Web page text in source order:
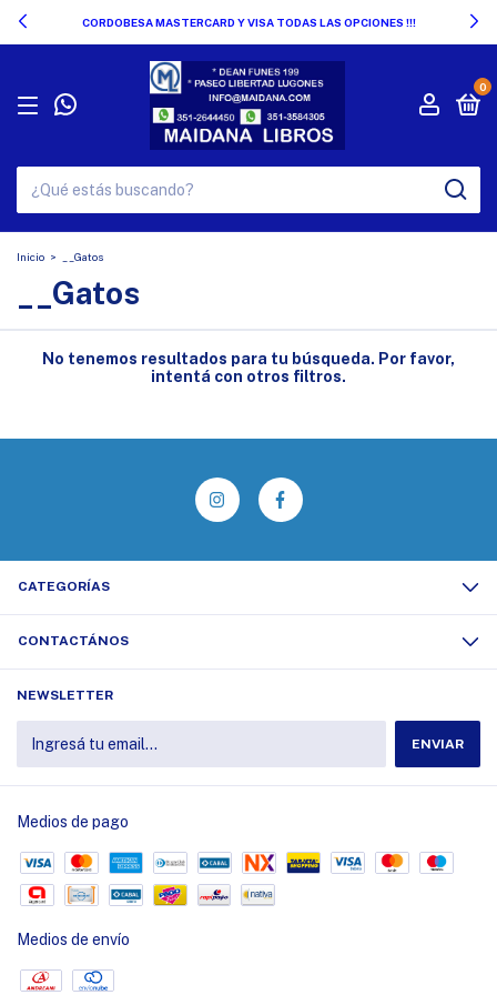
CORDOBESA MASTERCARD Y VISA TODAS LAS OPCIONES !!!
0
Inicio > __Gatos
__Gatos
No tenemos resultados para tu búsqueda. Por favor,
intentá con otros filtros.
CATEGORÍAS
CONTACTÁNOS
NEWSLETTER
Medios de pago
Medios de envío